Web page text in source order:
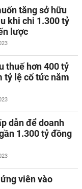
tăng sở hữu
khi chi 1.300 tỷ
lược
thuế hơn 400 tỷ
tỷ lệ cổ tức năm
dẫn để doanh
1.300 tỷ đồng
viên vào